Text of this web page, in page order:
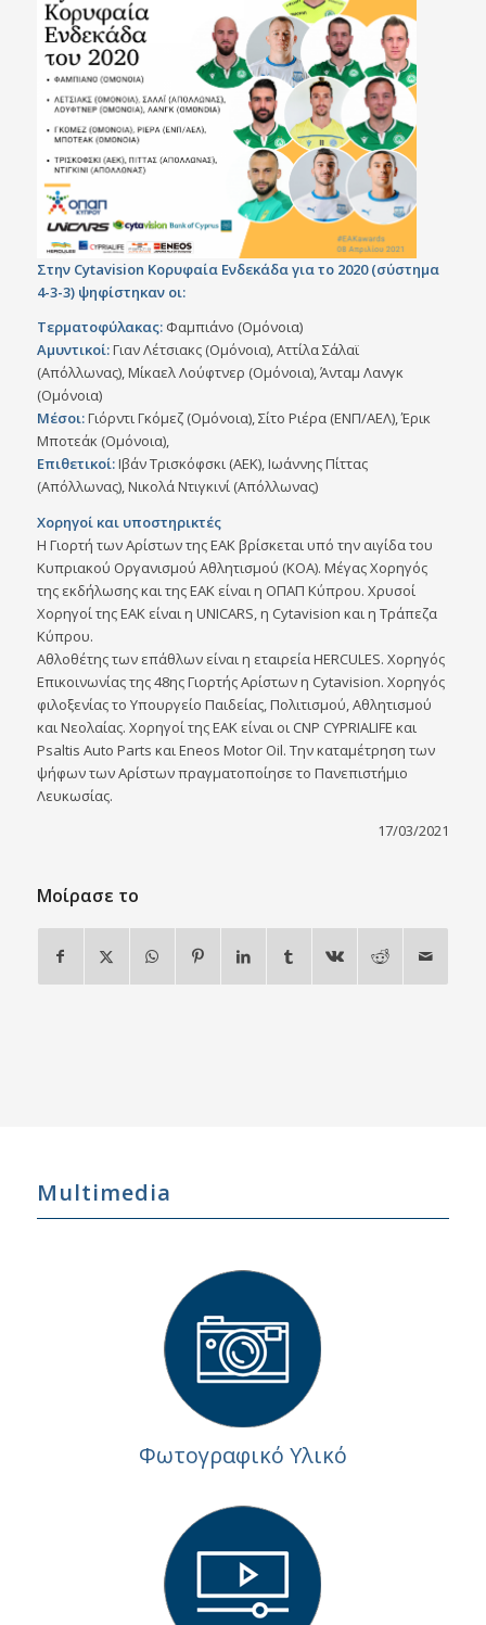
Στην Cytavision Κορυφαία Ενδεκάδα για το 2020 (σύστημα
4-3-3) ψηφίστηκαν οι:
Τερματοφύλακας:Φαμπιάνο (Ομόνοια)
Αμυντικοί:Γιαν Λέτσιακς (Ομόνοια), Αττίλα Σάλαϊ
(Απόλλωνας), Μίκαελ Λούφτνερ (Ομόνοια), Άνταμ Λανγκ
(Ομόνοια)
Μέσοι:Γιόρντι Γκόμεζ (Ομόνοια), Σίτο Ριέρα (ΕΝΠ/ΑΕΛ), Έρικ
Μποτεάκ (Ομόνοια),
Επιθετικοί:Ιβάν Τρισκόφσκι (ΑΕΚ), Ιωάννης Πίττας
(Απόλλωνας), Νικολά Ντιγκινί (Απόλλωνας)
Χορηγοί και υποστηρικτές
Η Γιορτή των Αρίστων της ΕΑΚ βρίσκεται υπό την αιγίδα του
Κυπριακού Οργανισμού Αθλητισμού (ΚΟΑ). Μέγας Χορηγός
της εκδήλωσης και της ΕΑΚ είναι η ΟΠΑΠ Κύπρου. Χρυσοί
Χορηγοί της ΕΑΚ είναι η UNICARS, η Cytavision και η Τράπεζα
Κύπρου.
Αθλοθέτης των επάθλων είναι η εταιρεία HERCULES. Χορηγός
Επικοινωνίας της 48ης Γιορτής Αρίστων η Cytavision. Χορηγός
φιλοξενίας το Υπουργείο Παιδείας, Πολιτισμού, Αθλητισμού
και Νεολαίας. Χορηγοί της ΕΑΚ είναι οι CNP CYPRIALIFE και
Psaltis Auto Parts και Eneos Motor Oil. Την καταμέτρηση των
ψήφων των Αρίστων πραγματοποίησε το Πανεπιστήμιο
Λευκωσίας.
17/03/2021
Μοίρασε το
Multimedia
Φωτογραφικό Υλικό